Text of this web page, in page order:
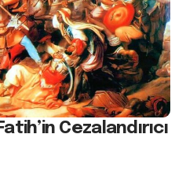
Cezalandırıcı